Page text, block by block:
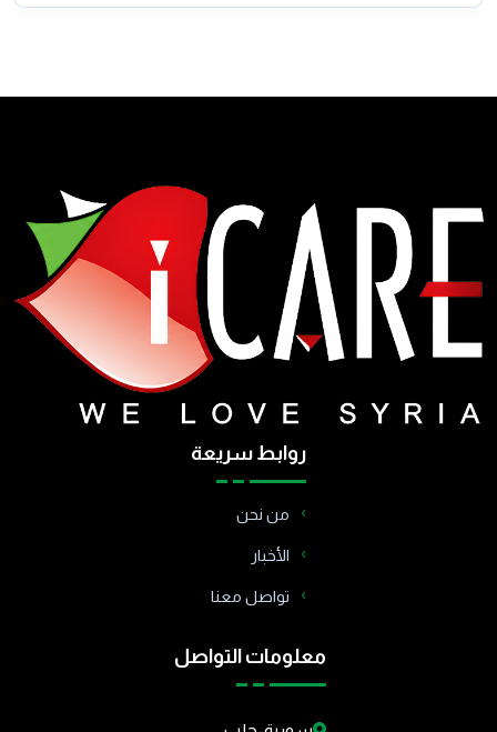
روابط سريعة
من نحن
الأخبار
تواصل معنا
معلومات التواصل